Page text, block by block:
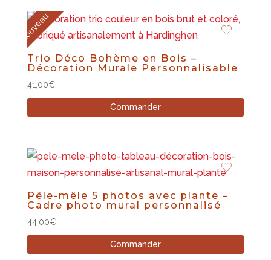
40,00€
à
Nouveau
Trio Déco Bohème en Bois –
Décoration Murale Personnalisable
41,00€
Commander
Pêle-mêle 5 photos avec plante –
Cadre photo mural personnalisé
44,00€
Commander